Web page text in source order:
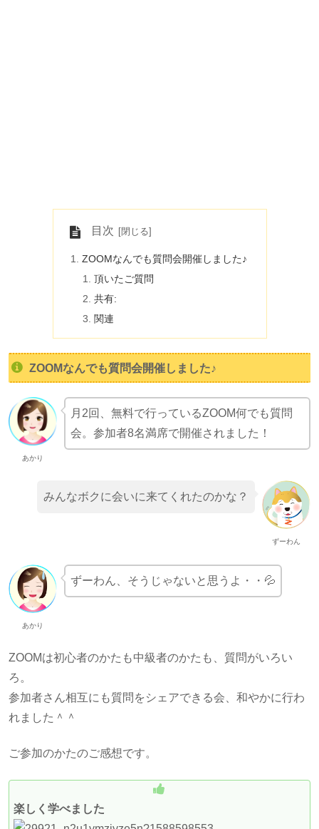
目次
ZOOMなんでも質問会開催しました♪
頂いたご質問
共有:
関連
ZOOMなんでも質問会開催しました♪
あかり
月2回、無料で行っているZOOM何でも質問
会。参加者8名満席で開催されました！
ずーわん
みんなボクに会いに来てくれたのかな？
あかり
ずーわん、そうじゃないと思うよ・・💦
ZOOMは初心者のかたも中級者のかたも、質問がいろい
ろ。
参加者さん相互にも質問をシェアできる会、和やかに行わ
れました＾＾
ご参加のかたのご感想です。
楽しく学べました